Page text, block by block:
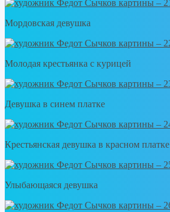
Мордовская девушка
Молодая крестьянка с курицей
Девушка в синем платке
Крестьянская девушка в красном
Улыбающаяся девушка